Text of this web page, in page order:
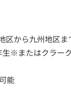
区から九州地区
※またはクラー
能